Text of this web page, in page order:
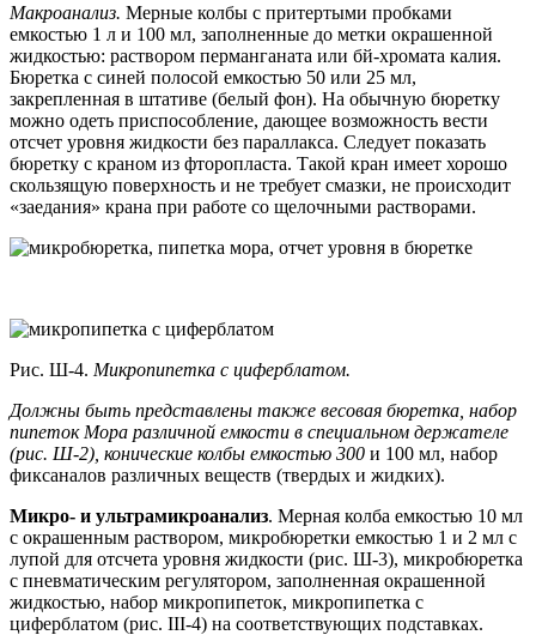
Макроанализ. Мерные колбы с притертыми пробками
емкостью 1 л и 100 мл, заполненные до метки окрашенной
жидкостью: раствором перманганата или бй-хромата калия.
Бюретка с синей полосой емкостью 50 или 25 мл,
закрепленная в штативе (белый фон). На обычную бюретку
можно одеть приспособление, дающее возможность вести
отсчет уровня жидкости без параллакса. Следует показать
бюретку с краном из фторопласта. Такой кран имеет хорошо
скользящую поверхность и не требует смазки, не происходит
«заедания» крана при работе со щелочными растворами.
Рис. Ш-4. Микропипетка с циферблатом.
Должны быть представлены также весовая бюретка, набор
пипеток Мора различной емкости в специальном держателе
(рис. Ш-2), конические колбы емкостью 300 и 100 мл, набор
фиксаналов различных веществ (твердых и жидких).
Микро- и ультрамикроанализ. Мерная колба емкостью 10 мл
с окрашенным раствором, микробюретки емкостью 1 и 2 мл с
лупой для отсчета уровня жидкости (рис. Ш-3), микробюретка
с пневматическим регулятором, заполненная окрашенной
жидкостью, набор микропипеток, микропипетка с
циферблатом (рис. III-4) на соответствующих подставках.